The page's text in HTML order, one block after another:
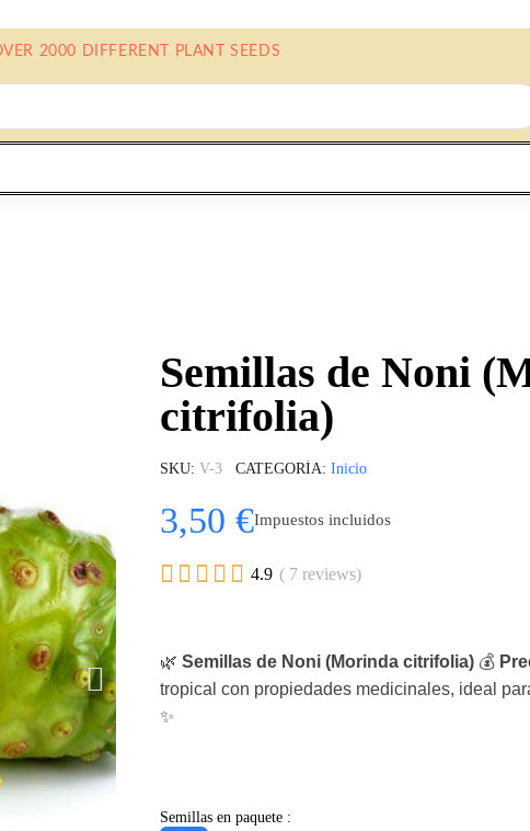
2000 DIFFERENT PLANT SEEDS
Semillas de Noni
citrifolia)
SKU V-3 CATEGORÍA Inicio
3,50 €Impuestos incluidos
     4.9 ( 7 reviews)
🌿 Semillas de Noni (Morinda citrifolia) 💰
tropical con propiedades medicinales, ideal
✨
Semillas en paquete :